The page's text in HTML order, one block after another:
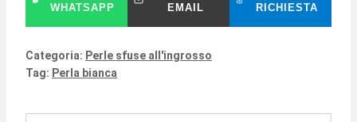
WHATSAPP
EMAIL
RICHIESTA
Categoria: Perle sfuse all'ingrosso
Tag: Perla bianca